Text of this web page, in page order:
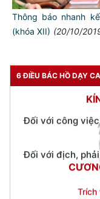
Thông báo nhanh
(khóa XII) (20/10/
6 ĐIỀU BÁC HỒ DẠY
Đối với chính
Đối với công việc,